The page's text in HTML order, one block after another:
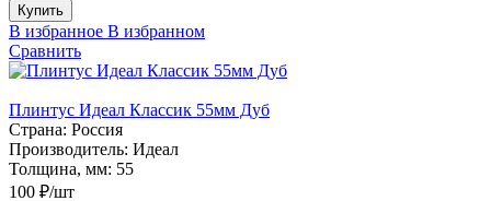
Купить
В избранное В избранном
Сравнить
Плинтус Идеал Классик 55мм Дуб
Страна: Россия
Производитель: Идеал
Толщина, мм: 55
100 ₽/шт